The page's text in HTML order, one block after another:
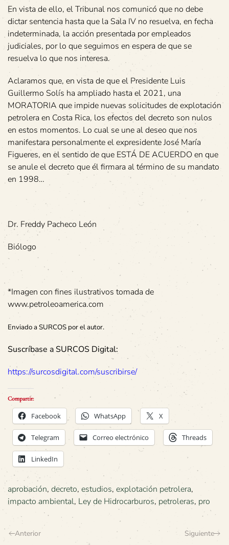
En vista de ello, el Tribunal nos comunicó que no debe
dictar sentencia hasta que la Sala IV no resuelva, en fecha
indeterminada, la acción presentada por empleados
judiciales, por lo que seguimos en espera de que se
resuelva lo que nos interesa.
Aclaramos que, en vista de que el Presidente Luis
Guillermo Solís ha ampliado hasta el 2021, una
MORATORIA que impide nuevas solicitudes de explotación
petrolera en Costa Rica, los efectos del decreto son nulos
en estos momentos. Lo cual se une al deseo que nos
manifestara personalmente el expresidente José María
Figueres, en el sentido de que ESTÁ DE ACUERDO en que
se anule el decreto que él firmara al término de su mandato
en 1998…
Dr. Freddy Pacheco León
Biólogo
*Imagen con fines ilustrativos tomada de
www.petroleoamerica.com
Enviado a SURCOS por el autor.
Suscríbase a SURCOS Digital:
https://surcosdigital.com/suscribirse/
Compartir:
Facebook WhatsApp X
Telegram Correo electrónico Threads
LinkedIn
aprobación, decreto, estudios, explotación petrolera,
impacto ambiental, Ley de Hidrocarburos, petroleras, pro
Anterior Siguiente